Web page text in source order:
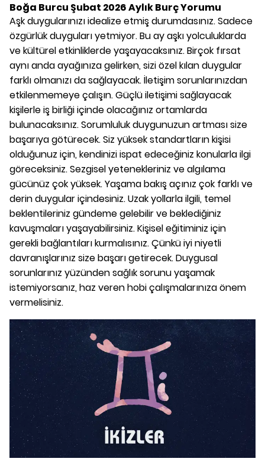
Boğa Burcu Şubat 2026 Aylık Burç Yorumu
Aşk duygularınızı idealize etmiş durumdasınız. Sadece
özgürlük duyguları yetmiyor. Bu ay aşkı yolculuklarda
ve kültürel etkinliklerde yaşayacaksınız. Birçok fırsat
aynı anda ayağınıza gelirken, sizi özel kılan duygular
farklı olmanızı da sağlayacak. İletişim sorunlarınızdan
etkilenmemeye çalışın. Güçlü iletişimi sağlayacak
kişilerle iş birliği içinde olacağınız ortamlarda
bulunacaksınız. Sorumluluk duygunuzun artması size
başarıya götürecek. Siz yüksek standartların kişisi
olduğunuz için, kendinizi ispat edeceğiniz konularla ilgi
göreceksiniz. Sezgisel yetenekleriniz ve algılama
gücünüz çok yüksek. Yaşama bakış açınız çok farklı ve
derin duygular içindesiniz. Uzak yollarla ilgili, temel
beklentileriniz gündeme gelebilir ve beklediğiniz
kavuşmaları yaşayabilirsiniz. Kişisel eğitiminiz için
gerekli bağlantıları kurmalısınız. Çünkü iyi niyetli
davranışlarınız size başarı getirecek. Duygusal
sorunlarınız yüzünden sağlık sorunu yaşamak
istemiyorsanız, haz veren hobi çalışmalarınıza önem
vermelisiniz.